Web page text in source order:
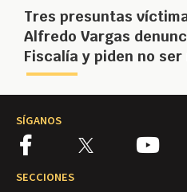
Tres presuntas
Alfredo Vargas
Fiscalía y piden no
SÍGANOS
SECCIONES